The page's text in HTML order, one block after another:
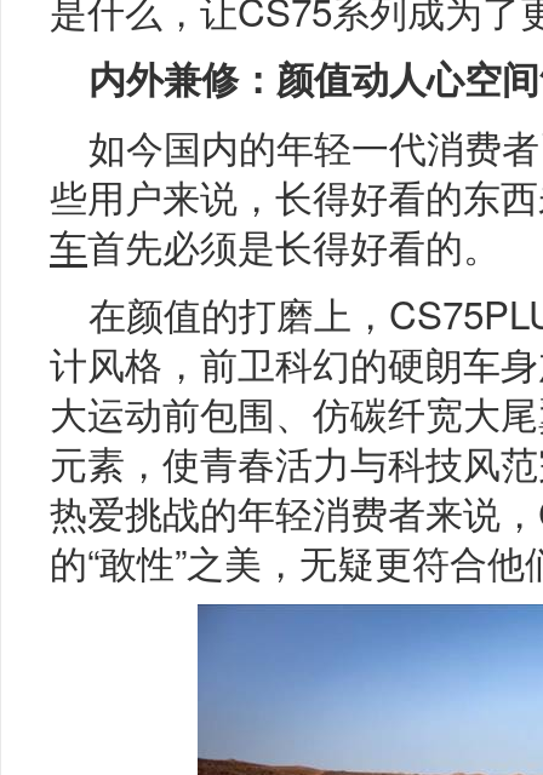
内外兼修：颜值动人心空
如今国内的年轻一代消费
些用户来说，长得好看的东
车首先必须是长得好看的。
在颜值的打磨上，
计风格，前卫科幻的硬朗车
大运动前包围、仿碳纤宽大
元素，使青春活力与科技风
热爱挑战的年轻消费者来说
的“敢性”之美，无疑更符合